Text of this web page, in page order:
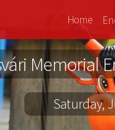
Vasvári
Bringa
Home
Memorial
Saturday,